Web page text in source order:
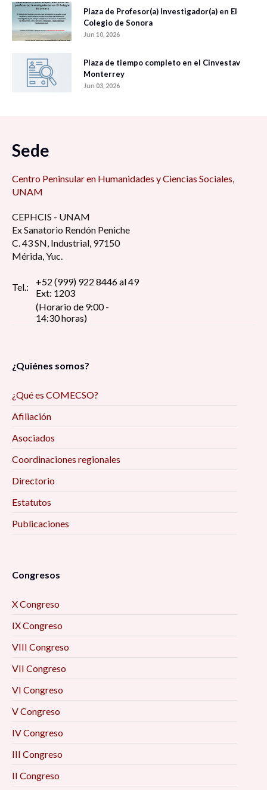
Plaza de Profesor(a) Investigador(a) en El
Colegio de Sonora
Jun 10, 2026
Plaza de tiempo completo en el Cinvestav
Monterrey
Jun 03, 2026
Sede
Centro Peninsular en Humanidades y Ciencias Sociales,
UNAM
CEPHCIS - UNAM
Ex Sanatorio Rendón Peniche
C. 43 SN, Industrial, 97150
Mérida, Yuc.
Tel.:
+52 (999) 922 8446 al 49
Ext: 1203
(Horario de 9:00 -
14:30 horas)
¿Quiénes somos?
¿Qué es COMECSO?
Afiliación
Asociados
Coordinaciones regionales
Directorio
Estatutos
Publicaciones
Congresos
X Congreso
IX Congreso
VIII Congreso
VII Congreso
VI Congreso
V Congreso
IV Congreso
III Congreso
II Congreso